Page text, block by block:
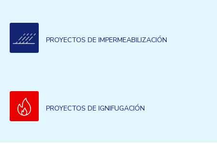
PROYECTOS DE IMPERMEABILIZACIÓN
PROYECTOS DE IGNIFUGACIÓN